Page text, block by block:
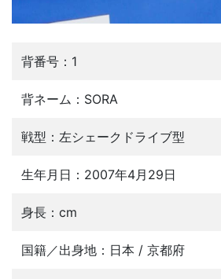
背番号：1
背ネーム：SORA
戦型：左シェークドライブ型
生年月日：2007年4月29日
身長：cm
国籍／出身地：日本 / 京都府